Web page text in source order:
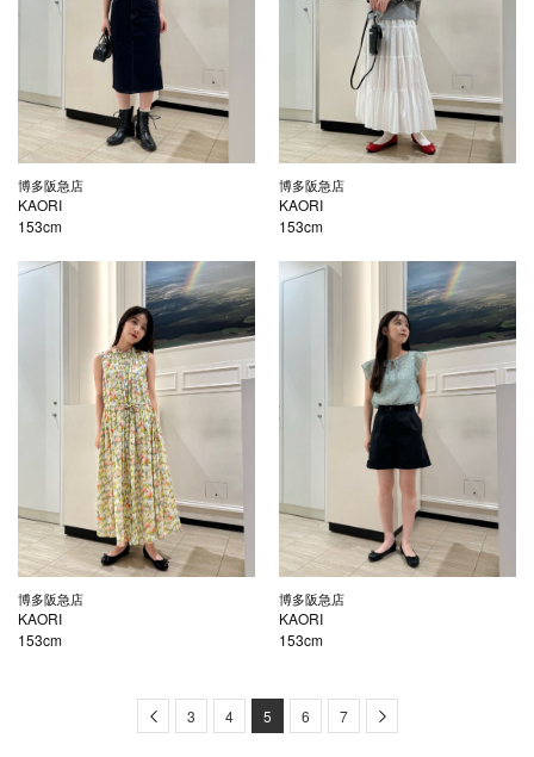
博多阪急店
KAORI
153cm
博多阪急店
KAORI
153cm
博多阪急店
KAORI
153cm
博多阪急店
KAORI
153cm
Previous
3 4 5 6 7 Next